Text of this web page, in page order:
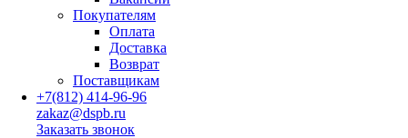
Покупателям
Оплата
Доставка
Возврат
Поставщикам
+7(812) 414-96-96
zakaz@dspb.ru
Заказать звонок